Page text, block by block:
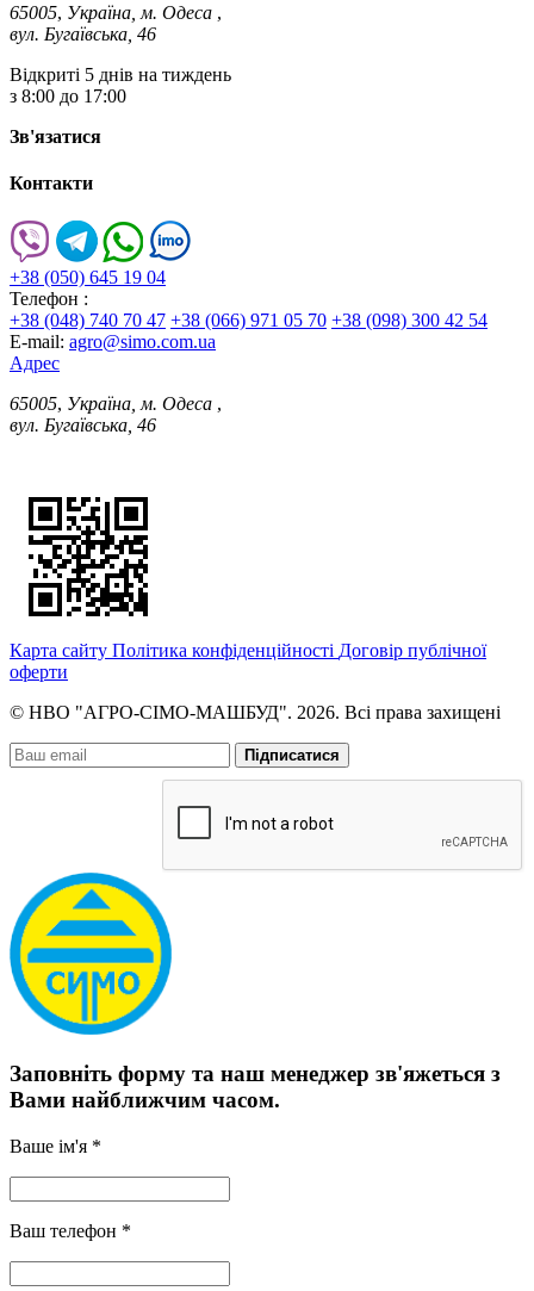
65005, Україна, м. Одеса ,
вул. Бугаївська, 46
Відкриті 5 днів на тиждень
з 8:00 до 17:00
Зв'язатися
Контакти
+38 (050) 645 19 04
Телефон :
+38 (048) 740 70 47 +38 (066) 971 05 70 +38 (098) 300 42 54
E-mail: agro@simo.com.ua
Адрес
65005, Україна, м. Одеса ,
вул. Бугаївська, 46
Карта сайту Політика конфіденційності Договір публічної
оферти
© НВО "АГРО-СІМО-МАШБУД". 2026. Всі права захищені
Підписатися
Заповніть форму та наш менеджер зв'яжеться з
Вами найближчим часом.
Ваше ім'я *
Ваш телефон *